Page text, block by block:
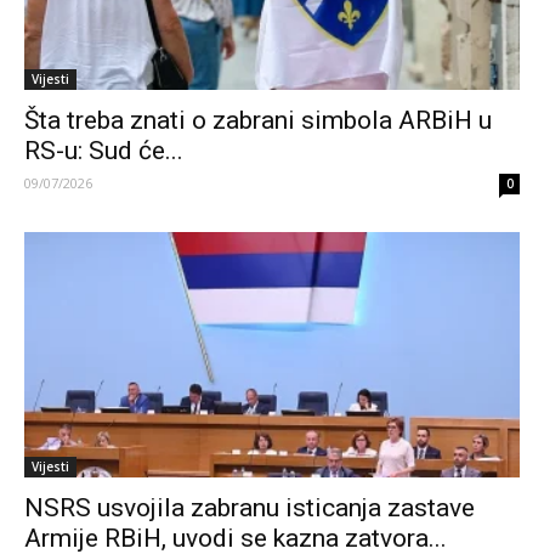
Vijesti
Šta treba znati o zabrani simbola ARBiH u
RS-u: Sud će...
09/07/2026 0
Vijesti
NSRS usvojila zabranu isticanja zastave
Armije RBiH, uvodi se kazna zatvora...